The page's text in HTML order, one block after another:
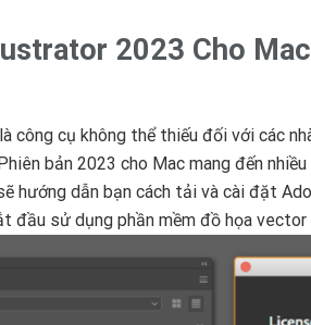
2023 Cho
công cụ không thể thiếu đối với các
bản 2023 cho Mac mang đến
hướng dẫn bạn cách tải và cài đặt
đầu sử dụng phần mềm đồ họa vector